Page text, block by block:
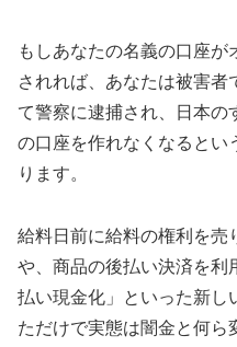
もしあなたの名義の口座が
されれば、あなたは被害者
て警察に逮捕され、日本の
の口座を作れなくなるとい
ります。
給料日前に給料の権利を売
や、商品の後払い決済を利
払い現金化」といった新し
ただけで実態は闇金と何ら